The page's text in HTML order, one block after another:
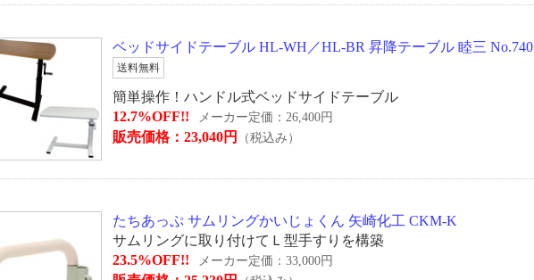
ベッドサイドテーブル HL-WH／HL-BR 昇降テーブル 睦三 No.740
送料無料
簡単操作！ハンドル式ベッドサイドテーブル
12.7%OFF!!
メーカー定価：26,400円
販売価格：23,040円 （税込み）
たちあっぷ サムリングかいじょくん 矢崎化工 CKM-K
サムリングに取り付けてＬ型手すりを構築
23.5%OFF!!
メーカー定価：33,000円